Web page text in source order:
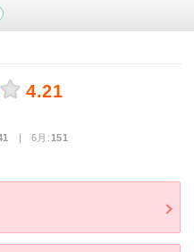
4.21
| 6月:151